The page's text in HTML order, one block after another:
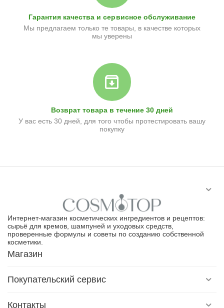
Гарантия качества и сервисное обслуживание
Мы предлагаем только те товары, в качестве которых
мы уверены
Возврат товара в течение 30 дней
У вас есть 30 дней, для того чтобы протестировать вашу
покупку
Интернет-магазин косметических ингредиентов и рецептов:
сырьё для кремов, шампуней и уходовых средств,
проверенные формулы и советы по созданию собственной
косметики.
Магазин
Покупательский сервис
Контакты